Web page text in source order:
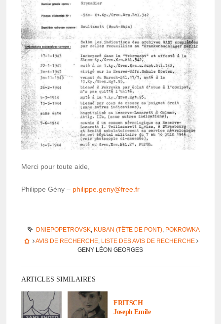
Merci pour toute aide,
Philippe Gény – philippe.geny@­free.fr
DNIEPOPETROVSK, KUBAN (TÊTE DE PONT), POKROWKA
AVIS DE RECHERCHE, LISTE DES AVIS DE RECHERCHE
GENY LÉON GEORGES
ARTICLES SIMILAIRES
FRITSCH
Joseph Emile